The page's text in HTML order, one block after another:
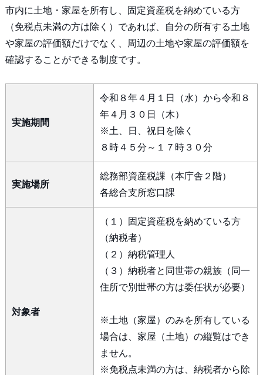
市内に土地・家屋を所有し、固定資産税を納めている方
（免税点未満の方は除く）であれば、自分の所有する土地
や家屋の評価額だけでなく、周辺の土地や家屋の評価額を
確認することができる制度です。
実施期間
令和８年４月１日（水）から令和８
年４月３０日（木）
※土、日、祝日を除く
８時４５分～１７時３０分
実施場所
総務部資産税課（本庁舎２階）
各総合支所窓口課
対象者
（１）固定資産税を納めている方
（納税者）
（２）納税管理人
（３）納税者と同世帯の親族（同一
住所で別世帯の方は委任状が必要）
※土地（家屋）のみを所有している
場合は、家屋（土地）の縦覧はでき
ません。
※免税点未満の方は、納税者から除